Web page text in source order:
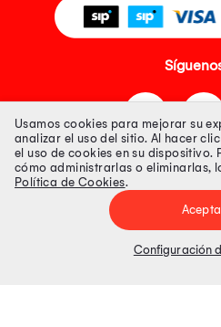
Tienda 100%
Tiendas Peruanas S.A. R.U.C. Nº
Precios disponibles solo en
Usamos cookies para mejorar su
analizar el uso del sitio. Al hacer clic
el uso de cookies en su dispositivo.
cómo administrarlas o eliminarlas,
Política de Cookies.
Configuración